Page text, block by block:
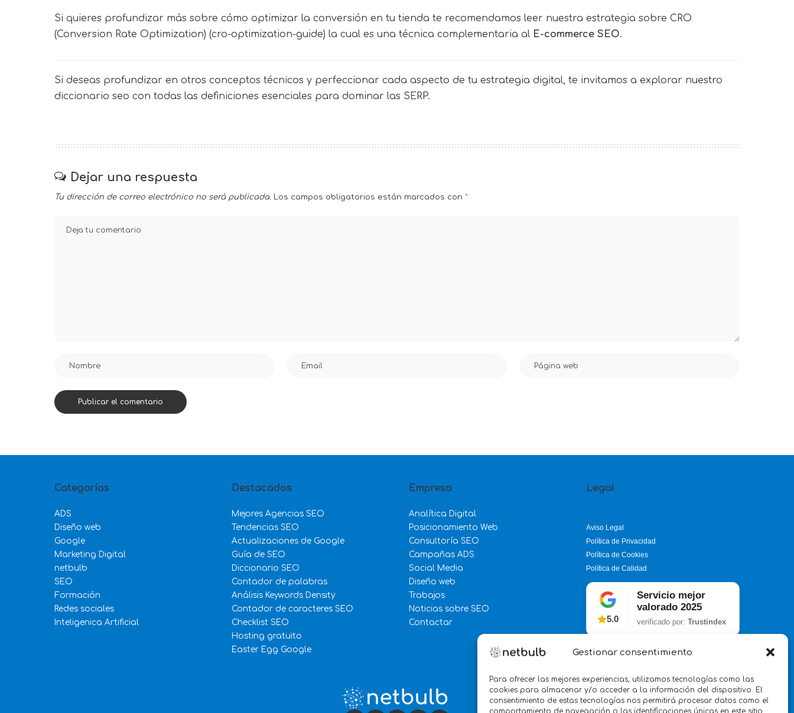
Gestionar consentimiento
Para ofrecer las mejores experiencias, utilizamos tecnologías como las
cookies para almacenar y/o acceder a la información del dispositivo. El
consentimiento de estas tecnologías nos permitirá procesar datos como el
comportamiento de navegación o las identificaciones únicas en este sitio.
Si quieres profundizar más sobre cómo optimizar la conversión en tu tienda te recomendamos leer nuestra estrategia sobre CRO
(Conversion Rate Optimization) (cro-optimization-guide) la cual es una técnica complementaria al E-commerce SEO.
Si deseas profundizar en otros conceptos técnicos y perfeccionar cada aspecto de tu estrategia digital, te invitamos a explorar nuestro
diccionario seo con todas las definiciones esenciales para dominar las SERP.
Dejar una respuesta
Tu dirección de correo electrónico no será publicada. Los campos obligatorios están marcados con *
Categorías
ADS
Diseño web
Google
Marketing Digital
netbulb
SEO
Formación
Redes sociales
Inteligenica Artificial
Destacados
Mejores Agencias SEO
Tendencias SEO
Actualizaciones de Google
Guía de SEO
Diccionario SEO
Contador de palabras
Análisis Keywords Density
Contador de caracteres SEO
Checklist SEO
Hosting gratuito
Easter Egg Google
Empresa
Analítica Digital
Posicionamiento Web
Consultoría SEO
Campañas ADS
Social Media
Diseño web
Trabajos
Noticias sobre SEO
Contactar
Legal
Aviso Legal
Política de Privacidad
Política de Cookies
Política de Calidad
5.0
Servicio mejor
valorado 2025
verificado por: Trustindex